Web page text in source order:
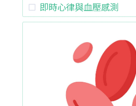
即時心律與血壓感測